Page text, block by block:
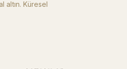
altın. Küresel